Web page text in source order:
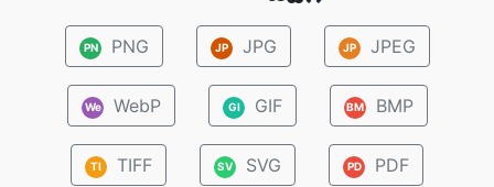
PN PNG JP JPG JP JPEG
We WebP GI GIF BM BMP
TI TIFF SV SVG PD PDF